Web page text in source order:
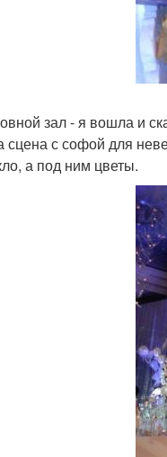
зал - я вошла и
сцена с софой для
а под ним цветы.